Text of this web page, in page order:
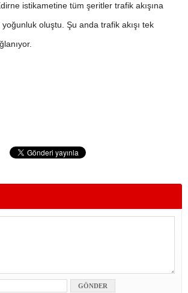
istikametine tüm şeritler trafik akışına
yoğunluk oluştu. Şu anda trafik akışı tek